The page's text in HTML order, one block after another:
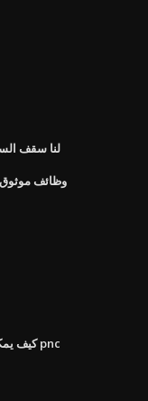
لنا سقف
وظائف موثوق
كيف يمكنك العثور على رقم التوجيه الخاص بك عبر الإنترنت pnc